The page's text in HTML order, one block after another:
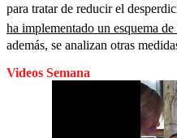
para tratar de reducir el
ha implementado un esquema
además, se analizan otras
Videos Semana